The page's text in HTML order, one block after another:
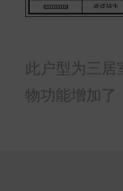
此户型为三
物功能增加了